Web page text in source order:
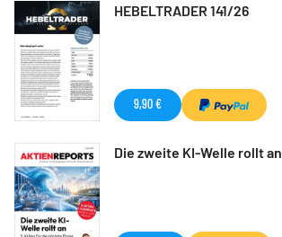
HEBELTRADER 141/26
9,90 €
Die zweite KI-Welle rollt an